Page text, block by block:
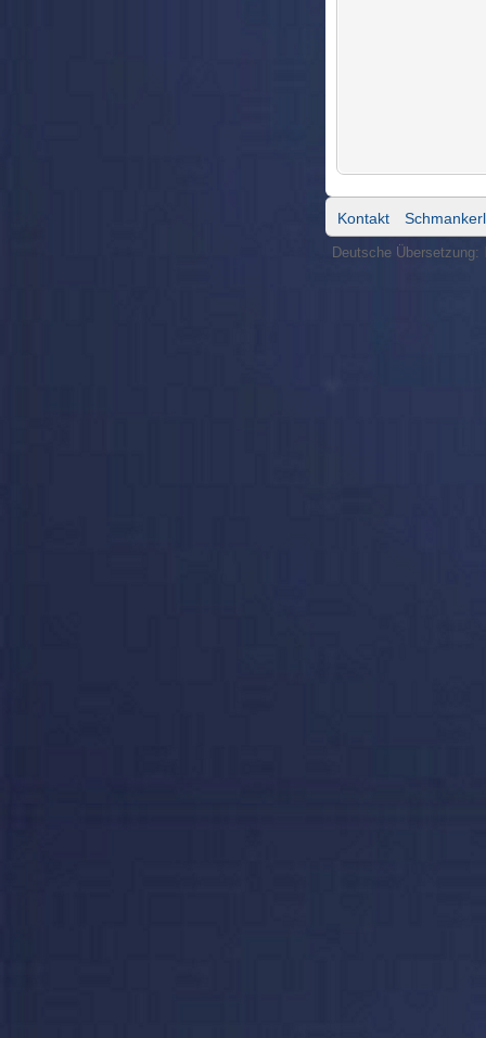
Kontakt
Deutsche Übersetzung: